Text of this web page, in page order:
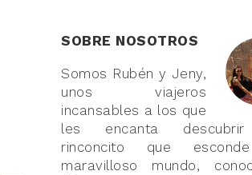
SOBRE NOSOTROS
Somos Rubén y Jeny,
unos viajeros
incansables a los que
les encanta
rinconcito que
maravilloso mundo,